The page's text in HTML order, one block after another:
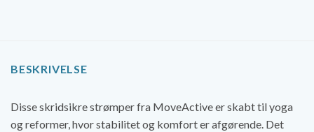
BESKRIVELSE
Disse skridsikre strømper fra MoveActive er skabt til yoga
og reformer, hvor stabilitet og komfort er afgørende. Det